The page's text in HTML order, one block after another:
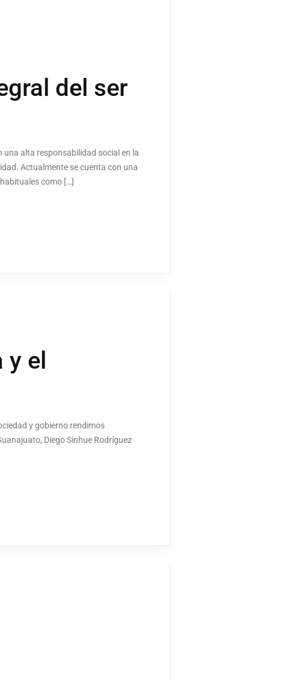
del ser
alta responsabilidad social en la
Actualmente se cuenta con una
como […]
el
y gobierno rendimos
Diego Sinhue Rodríguez